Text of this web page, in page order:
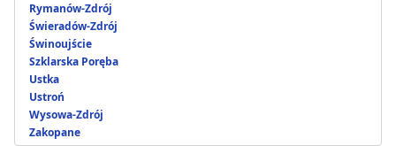
Rymanów-Zdrój
Świeradów-Zdrój
Świnoujście
Szklarska Poręba
Ustka
Ustroń
Wysowa-Zdrój
Zakopane